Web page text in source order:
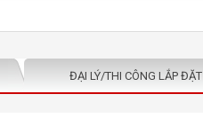
ĐẠI LÝ/THI CÔNG LẮP ĐẶT